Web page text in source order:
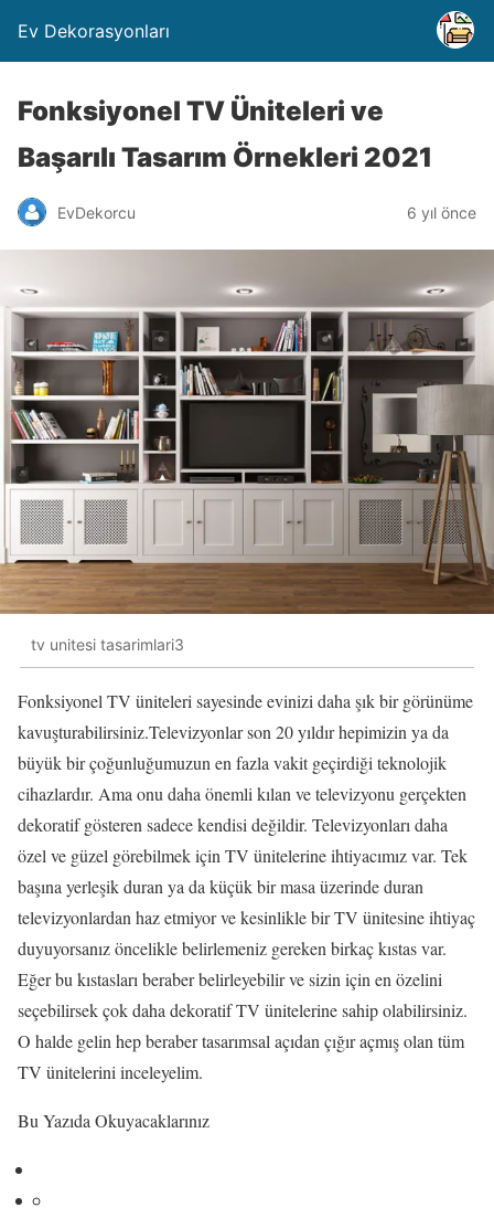
Ev Dekorasyonları
Fonksiyonel TV Üniteleri ve
Başarılı Tasarım Örnekleri 2021
EvDekorcu 6 yıl önce
tv unitesi tasarimlari3
Fonksiyonel TV üniteleri sayesinde evinizi daha şık bir görünüme
kavuşturabilirsiniz.Televizyonlar son 20 yıldır hepimizin ya da
büyük bir çoğunluğumuzun en fazla vakit geçirdiği teknolojik
cihazlardır. Ama onu daha önemli kılan ve televizyonu gerçekten
dekoratif gösteren sadece kendisi değildir. Televizyonları daha
özel ve güzel görebilmek için TV ünitelerine ihtiyacımız var. Tek
başına yerleşik duran ya da küçük bir masa üzerinde duran
televizyonlardan haz etmiyor ve kesinlikle bir TV ünitesine ihtiyaç
duyuyorsanız öncelikle belirlemeniz gereken birkaç kıstas var.
Eğer bu kıstasları beraber belirleyebilir ve sizin için en özelini
seçebilirsek çok daha dekoratif TV ünitelerine sahip olabilirsiniz.
O halde gelin hep beraber tasarımsal açıdan çığır açmış olan tüm
TV ünitelerini inceleyelim.
Bu Yazıda Okuyacaklarınız